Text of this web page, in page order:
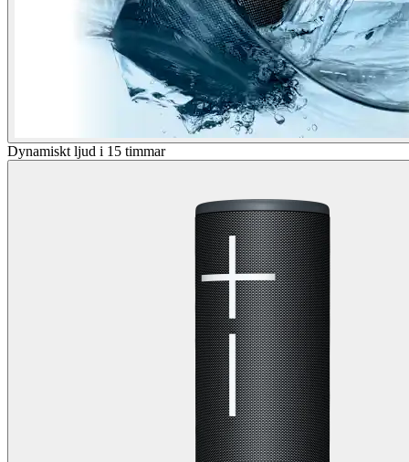
Dynamiskt ljud i 15 timmar